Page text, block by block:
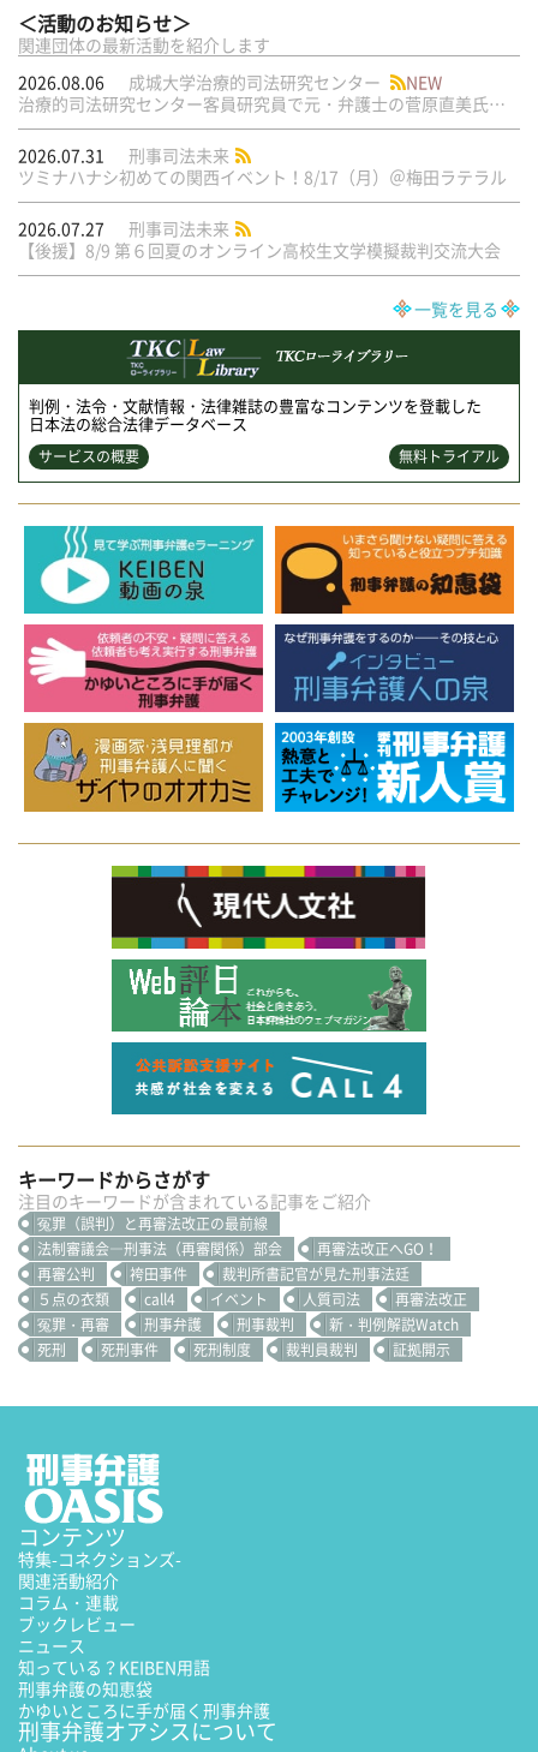
＜活動のお知らせ＞
関連団体の最新活動を紹介します
2026.08.06
成城大学治療的司法研究センター
NEW
治療的司法研究センター客員研究員で元・弁護士の菅原直美氏の論文が公刊されました
2026.07.31
刑事司法未来
ツミナハナシ初めての関西イベント！8/17（月）＠梅田ラテラル
2026.07.27
刑事司法未来
【後援】8/9 第６回夏のオンライン高校生文学模擬裁判交流大会
一覧を見る
判例・法令・文献情報・法律雑誌の豊富なコンテンツを登載した
日本法の総合法律データベース
サービスの概要 無料トライアル
キーワードからさがす
注目のキーワードが含まれている記事をご紹介
冤罪（誤判）と再審法改正の最前線
法制審議会―刑事法（再審関係）部会
再審法改正へGO！
再審公判
袴田事件
裁判所書記官が見た刑事法廷
５点の衣類
call4 イベント 人質司法
再審法改正
冤罪・再審
刑事弁護 刑事裁判
新・判例解説Watch
死刑
死刑事件 死刑制度 裁判員裁判 証拠開示
コンテンツ
特集-コネクションズ-
関連活動紹介
コラム・連載
ブックレビュー
ニュース
知っている？KEIBEN用語
刑事弁護の知恵袋
かゆいところに手が届く刑事弁護
刑事弁護オアシスについて